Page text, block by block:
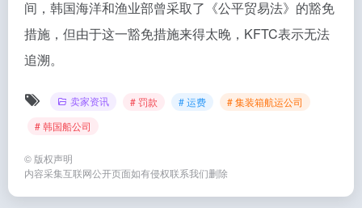
间，韩国海洋和渔业部曾采取了《公平贸易法》的豁免
措施，但由于这一豁免措施来得太晚，KFTC表示无法
追溯。
卖家资讯 # 罚款 # 运费
# 集装箱航运公司
# 韩国船公司
© 版权声明
内容采集互联网公开页面如有侵权联系我们删除